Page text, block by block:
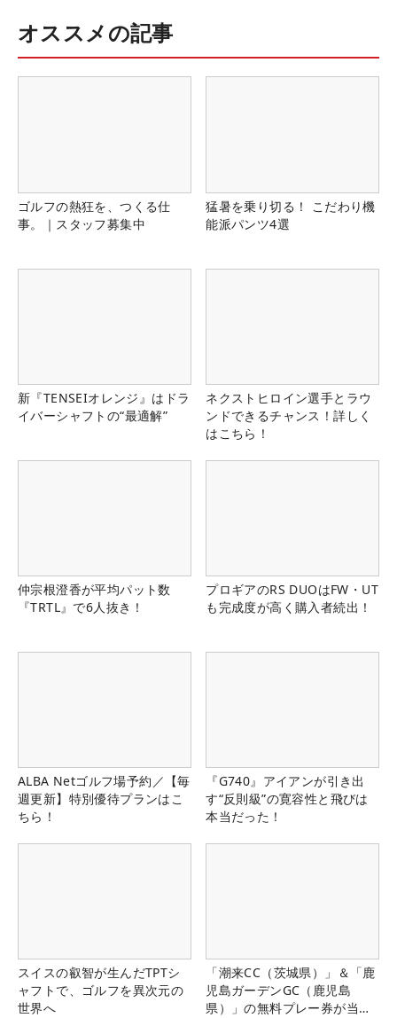
オススメの記事
ゴルフの熱狂を、つくる仕
事。｜スタッフ募集中
猛暑を乗り切る！ こだわり機
能派パンツ4選
新『TENSEIオレンジ』はドラ
イバーシャフトの“最適解”
ネクストヒロイン選手とラウ
ンドできるチャンス！詳しく
はこちら！
仲宗根澄香が平均パット数
『TRTL』で6人抜き！
プロギアのRS DUOはFW・UT
も完成度が高く購入者続出！
ALBA Netゴルフ場予約／【毎
週更新】特別優待プランはこ
ちら！
『G740』アイアンが引き出
す“反則級”の寛容性と飛びは
本当だった！
スイスの叡智が生んだTPTシ
ャフトで、ゴルフを異次元の
世界へ
「潮来CC（茨城県）」＆「鹿
児島ガーデンGC（鹿児島
県）」の無料プレー券が当た